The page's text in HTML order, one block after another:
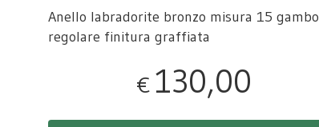
Anello labradorite bronzo misura 15 gambo
regolare finitura graffiata
€ 130,00